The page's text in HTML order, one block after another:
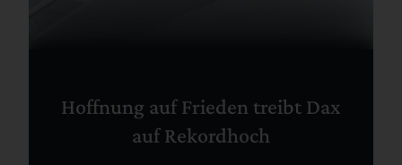
Hoffnung auf Frieden treibt Dax
auf Rekordhoch